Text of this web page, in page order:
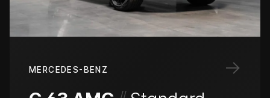
→
MERCEDES-BENZ